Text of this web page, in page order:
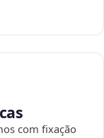
com fixação